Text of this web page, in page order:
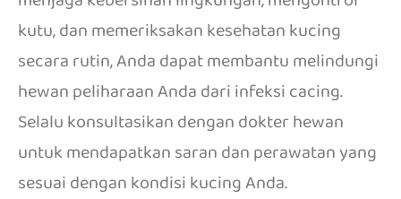
kutu, dan memeriksakan kesehatan kucing
secara rutin, Anda dapat membantu melindungi
hewan peliharaan Anda dari infeksi cacing.
Selalu konsultasikan dengan dokter hewan
untuk mendapatkan saran dan perawatan yang
sesuai dengan kondisi kucing Anda.